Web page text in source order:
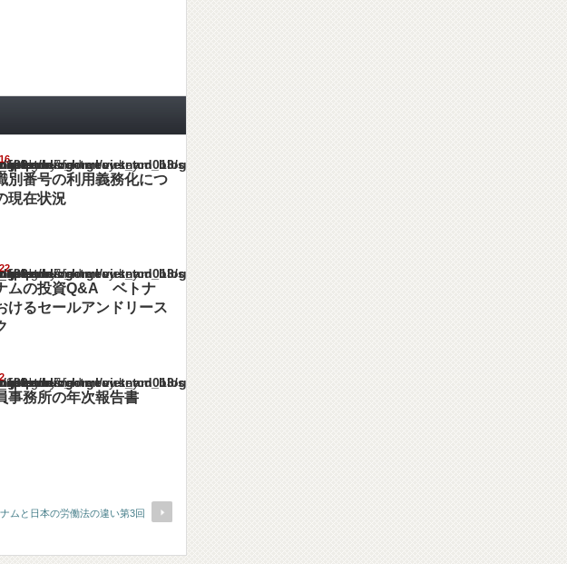
key "show_category" in
cpa.co.jp/public_html/vietnam_blog/wp-content/themes/gorgeous_tcd013/single.php
183
別番号の利用義務化につ
現在状況
key "show_category" in
cpa.co.jp/public_html/vietnam_blog/wp-content/themes/gorgeous_tcd013/single.php
183
ムの投資Q&A ベトナ
けるセールアンドリース
key "show_category" in
cpa.co.jp/public_html/vietnam_blog/wp-content/themes/gorgeous_tcd013/single.php
183
事務所の年次報告書
ムと日本の労働法の違い第3回